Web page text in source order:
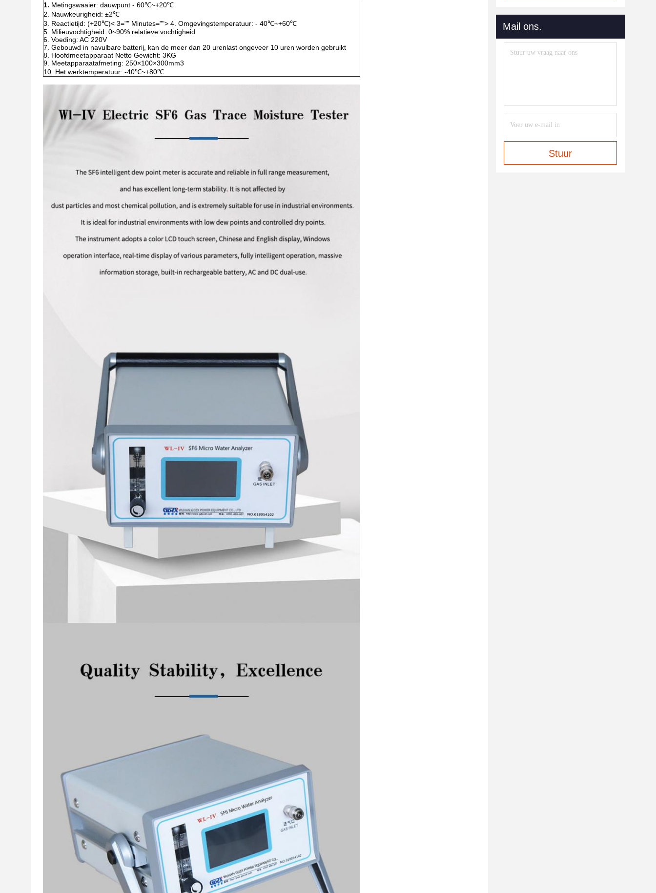
1. Metingswaaier: dauwpunt - 60℃~+20℃
2. Nauwkeurigheid: ±2℃
3. Reactietijd: (+20℃)< 3="" Minutes=""> 4. Omgevingstemperatuur: - 40℃~+60℃
5. Milieuvochtigheid: 0~90% relatieve vochtigheid
6. Voeding: AC 220V
7. Gebouwd in navulbare batterij, kan de meer dan 20 urenlast ongeveer 10 uren worden gebruikt
8. Hoofdmeetapparaat Netto Gewicht: 3KG
9. Meetapparaatafmeting: 250×100×300mm3
10. Het werktemperatuur: -40℃~+80℃
Mail ons.
Stuur